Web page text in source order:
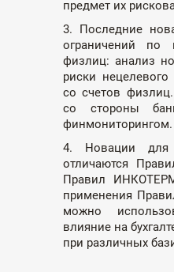
предмет их
3. Последние
ограничений по
физлиц: анализ
риски
со счетов
со стороны
финмониторингом.
4. Новации для
отличаются
Правил
применения
можно
влияние на
при различных